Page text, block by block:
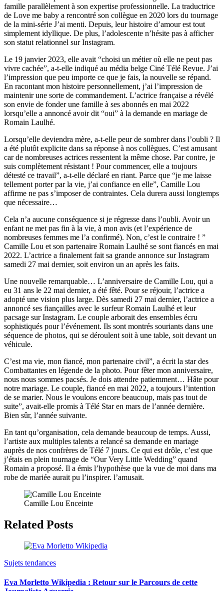
famille parallèlement à son expertise professionnelle. La traductrice
de Love me baby a rencontré son collègue en 2020 lors du tournage
de la mini-série J’ai menti. Depuis, leur histoire d’amour est tout
simplement idyllique. De plus, l’adolescente n’hésite pas à afficher
son statut relationnel sur Instagram.
Le 19 janvier 2023, elle avait “choisi un métier où elle ne peut pas
vivre cachée”, a-t-elle indiqué au média belge Ciné Télé Revue. J’ai
l’impression que peu importe ce que je fais, la nouvelle se répand.
En racontant mon histoire personnellement, j’ai l’impression de
maintenir une sorte de commandement. L’actrice française a révélé
son envie de fonder une famille à ses abonnés en mai 2022
lorsqu’elle a annoncé avoir dit “oui” à la demande en mariage de
Romain Laulhé.
Lorsqu’elle deviendra mère, a-t-elle peur de sombrer dans l’oubli ? Il
a été plutôt explicite dans sa réponse à nos collègues. C’est amusant
car de nombreuses actrices ressentent la même chose. Par contre, je
suis complètement résistant ! Pour commencer, elle a toujours
détesté ce travail”, a-t-elle déclaré en riant. Parce que “je me laisse
tellement porter par la vie, j’ai confiance en elle”, Camille Lou
affirme ne pas s’imposer de contraintes. Cela durera aussi longtemps
que nécessaire…
Cela n’a aucune conséquence si je régresse dans l’oubli. Avoir un
enfant ne met pas fin à la vie, à mon avis (et l’expérience de
nombreuses femmes me l’a confirmé). Non, c’est le contraire ! ”
Camille Lou et son partenaire Romain Laulhé se sont fiancés en mai
2022. L’actrice a finalement fait sa grande annonce sur Instagram
samedi 27 mai dernier, soit environ un an après les faits.
Une nouvelle remarquable… L’anniversaire de Camille Lou, qui a
eu 31 ans le 22 mai dernier, a été fêté. Pour se réjouir, l’actrice a
adopté une vision plus large. Dès samedi 27 mai dernier, l’actrice a
annoncé ses fiançailles avec le surfeur Romain Laulhé et leur
pacsage sur Instagram. Le couple arborait des ensembles écru
sophistiqués pour l’événement. Ils sont montrés souriants dans une
séquence de photos, qui se déroulent soit à une table, soit devant un
véhicule.
C’est ma vie, mon fiancé, mon partenaire civil”, a écrit la star des
Combattantes en légende de la photo. Pour fêter mon anniversaire,
nous nous sommes pacsés. Je dois attendre patiemment… Hâte pour
notre mariage. Le couple, fiancé en mai 2022, a toujours l’intention
de se marier. Nous le voulons encore beaucoup, mais pas tout de
suite”, avait-elle promis à Télé Star en mars de l’année dernière.
Bien sûr, l’année suivante.
En tant qu’organisation, cela demande beaucoup de temps. Aussi,
l’artiste aux multiples talents a relancé sa demande en mariage
auprès de nos confrères de Télé 7 jours. Ce qui est drôle, c’est que
j’étais en plein tournage de “Our Very Little Wedding” quand
Romain a proposé. Il a émis l’hypothèse que la vue de moi dans ma
robe de mariée aurait pu l’inspirer. l’amusait.
Camille Lou Enceinte
Related Posts
Sujets tendances
Eva Morletto Wikipedia : Retour sur le Parcours de cette